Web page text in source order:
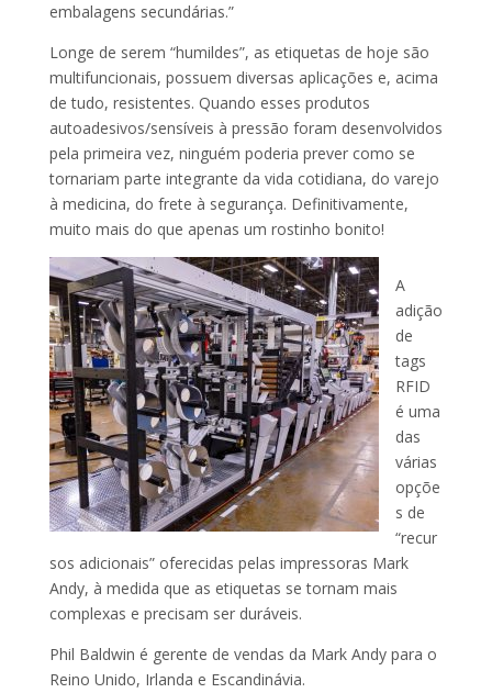
embalagens secundárias.”
Longe de serem “humildes”, as etiquetas de hoje são
multifuncionais, possuem diversas aplicações e, acima
de tudo, resistentes. Quando esses produtos
autoadesivos/sensíveis à pressão foram desenvolvidos
pela primeira vez, ninguém poderia prever como se
tornariam parte integrante da vida cotidiana, do varejo
à medicina, do frete à segurança. Definitivamente,
muito mais do que apenas um rostinho bonito!
A
adição
de
tags
RFID
é uma
das
várias
opçõe
s de
“recur
sos adicionais” oferecidas pelas impressoras Mark
Andy, à medida que as etiquetas se tornam mais
complexas e precisam ser duráveis.
Phil Baldwin é gerente de vendas da Mark Andy para o
Reino Unido, Irlanda e Escandinávia.